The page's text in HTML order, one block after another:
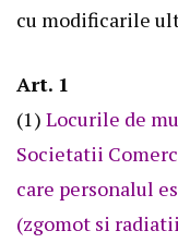
cu modificarile
Art. 1
(1) Locurile de
Societatii
care personalul
(zgomot si